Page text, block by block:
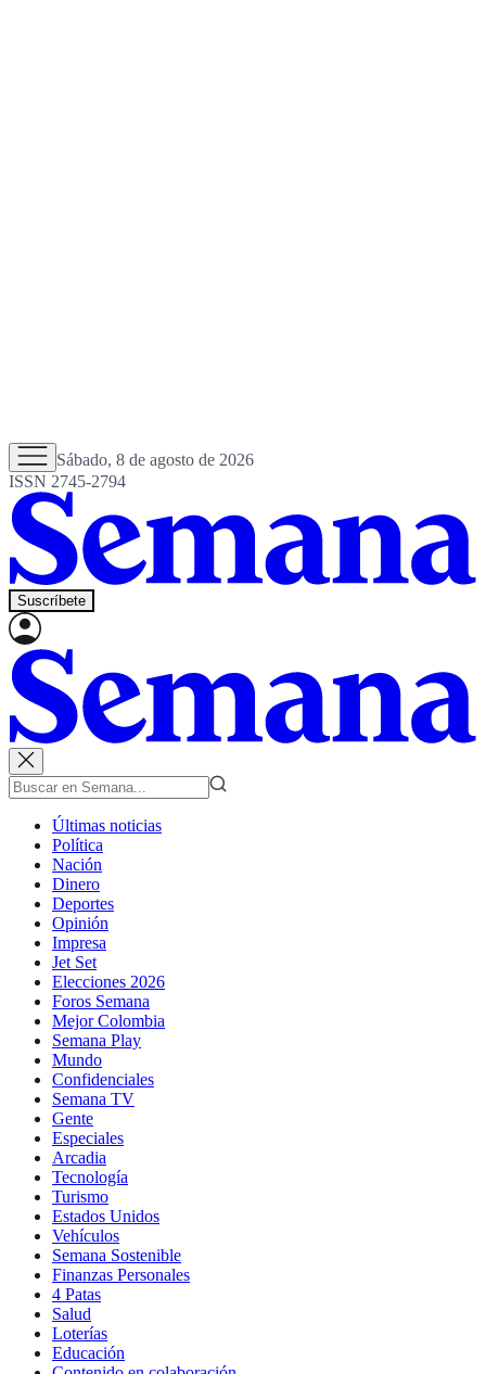
Sábado, 8 de agosto de 2026
ISSN 2745-2794
Suscríbete
Últimas noticias
Política
Nación
Dinero
Deportes
Opinión
Impresa
Jet Set
Elecciones 2026
Foros Semana
Mejor Colombia
Semana Play
Mundo
Confidenciales
Semana TV
Gente
Especiales
Arcadia
Tecnología
Turismo
Estados Unidos
Vehículos
Semana Sostenible
Finanzas Personales
4 Patas
Salud
Loterías
Educación